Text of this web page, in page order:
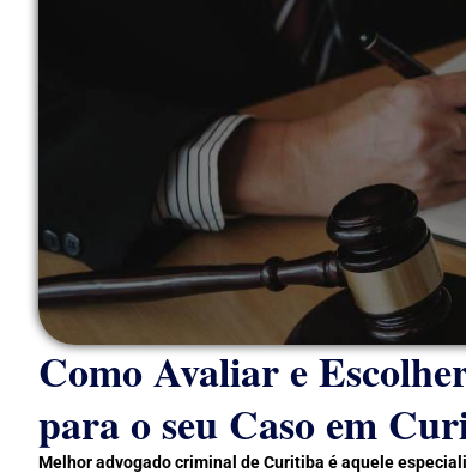
Como Avaliar e
para o seu Caso em
Melhor advogado criminal de Curitiba é aquele